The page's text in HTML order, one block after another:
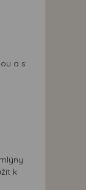
a s
k